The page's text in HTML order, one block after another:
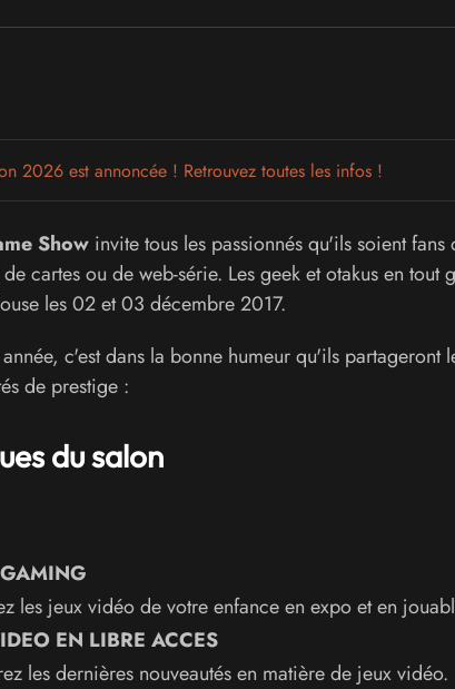
2026 est annoncée ! Retrouvez toutes les infos !
Show invite tous les passionnés qu'ils soient
cartes ou de web-série. Les geek et otakus en
les 02 et 03 décembre 2017.
c'est dans la bonne humeur qu'ils partageront
de prestige :
du salon
les jeux vidéo de votre enfance en expo et en
EN LIBRE ACCES
les dernières nouveautés en matière de jeux vidéo.